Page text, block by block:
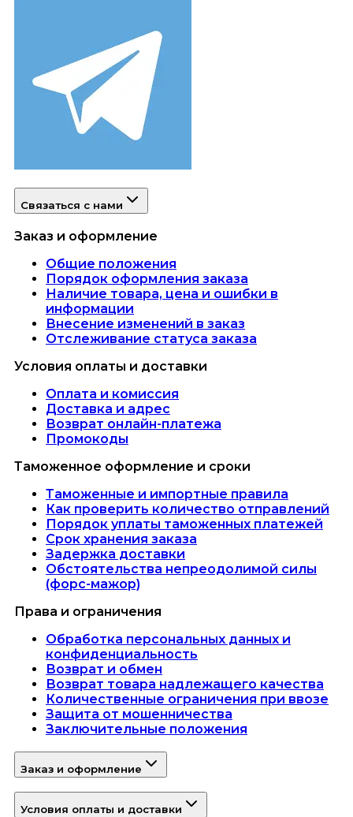
Связаться с нами
Заказ и оформление
Общие положения
Порядок оформления заказа
Наличие товара, цена и ошибки в
информации
Внесение изменений в заказ
Отслеживание статуса заказа
Условия оплаты и доставки
Оплата и комиссия
Доставка и адрес
Возврат онлайн-платежа
Промокоды
Таможенное оформление и сроки
Таможенные и импортные правила
Как проверить количество отправлений
Порядок уплаты таможенных платежей
Срок хранения заказа
Задержка доставки
Обстоятельства непреодолимой силы
(форс-мажор)
Права и ограничения
Обработка персональных данных и
конфиденциальность
Возврат и обмен
Возврат товара надлежащего качества
Количественные ограничения при ввозе
Защита от мошенничества
Заключительные положения
Заказ и оформление
Условия оплаты и доставки